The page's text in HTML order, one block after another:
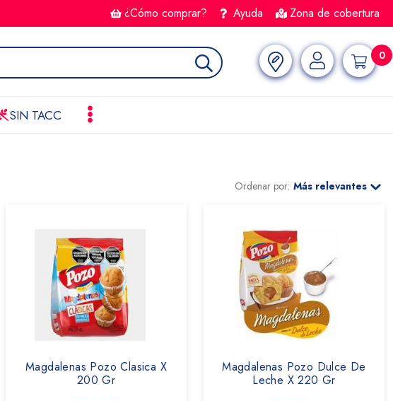
¿Cómo comprar? Ayuda Zona de cobertura
0
SIN TACC
Ordenar por: Más relevantes
Magdalenas Pozo Clasica X
200 Gr
Magdalenas Pozo Dulce De
Leche X 220 Gr